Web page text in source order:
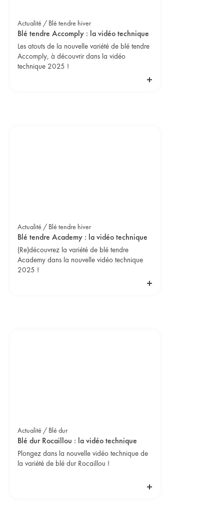
Actualité / Blé tendre hiver
Blé tendre Accomply : la vidéo technique
Les atouts de la nouvelle variété de blé tendre
Accomply, à découvrir dans la vidéo
technique 2025 !
Actualité / Blé tendre hiver
Blé tendre Academy : la vidéo technique
(Re)découvrez la variété de blé tendre
Academy dans la nouvelle vidéo technique
2025 !
Actualité / Blé dur
Blé dur Rocaillou : la vidéo technique
Plongez dans la nouvelle vidéo technique de
la variété de blé dur Rocaillou !